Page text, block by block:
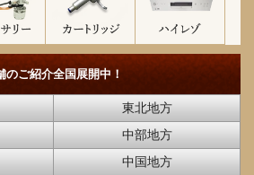
のご紹介全国展開中！
東北地方
中部地方
中国地方